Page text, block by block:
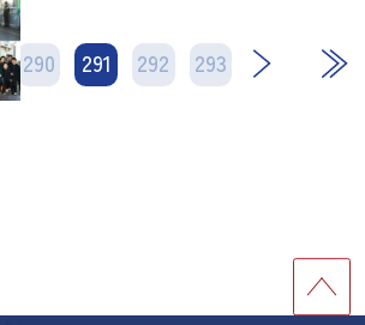
290 291 292 293
次 最後